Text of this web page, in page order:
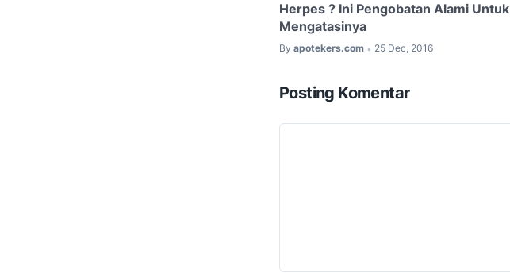
Herpes ? Ini Pengobatan Alami Untuk
Mengatasinya
By apotekers.com • 25 Dec, 2016
Posting Komentar